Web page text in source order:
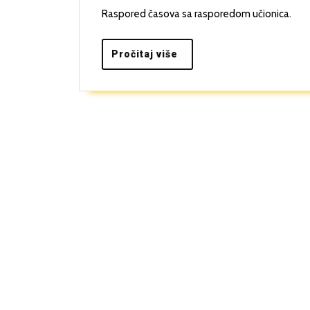
Raspored časova sa rasporedom učionica.
Pročitaj više
više